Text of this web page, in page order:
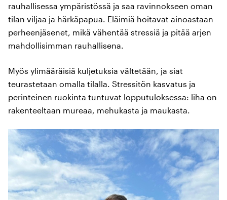
rauhallisessa ympäristössä ja saa ravinnokseen oman
tilan viljaa ja härkäpapua. Eläimiä hoitavat ainoastaan
perheenjäsenet, mikä vähentää stressiä ja pitää arjen
mahdollisimman rauhallisena.
Myös ylimääräisiä kuljetuksia vältetään, ja siat
teurastetaan omalla tilalla. Stressitön kasvatus ja
perinteinen ruokinta tuntuvat lopputuloksessa: liha on
rakenteeltaan mureaa, mehukasta ja maukasta.